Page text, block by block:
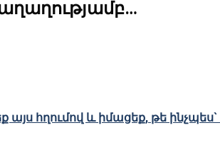
հղումով և իմացեք, թե ինչպես`